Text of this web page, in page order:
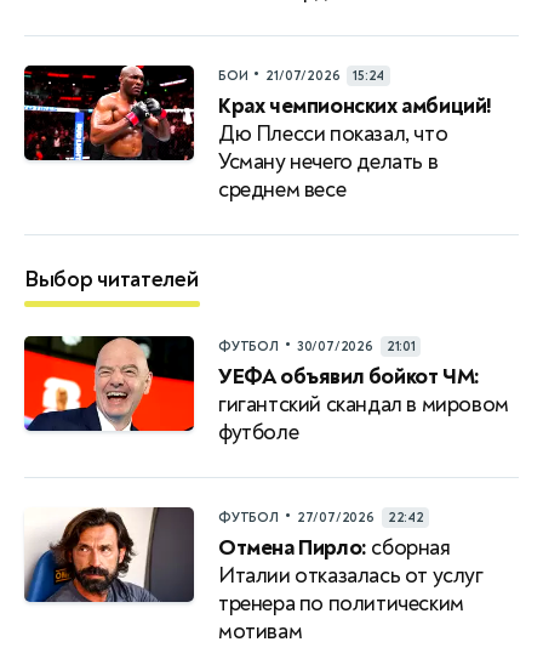
БОИ • 21/07/2026 15:24
Крах чемпионских амбиций!
Дю Плесси показал, что
Усману нечего делать в
среднем весе
Выбор читателей
ФУТБОЛ • 30/07/2026 21:01
УЕФА объявил бойкот ЧМ:
гигантский скандал в мировом
футболе
ФУТБОЛ • 27/07/2026 22:42
Отмена Пирло: сборная
Италии отказалась от услуг
тренера по политическим
мотивам